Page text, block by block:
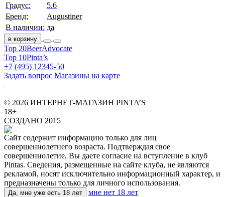
Градус:
5.6
Бренд:
Augustiner
В наличии: да
в корзину
Top 20BeerAdvocate
Top 10Pinta’s
+7 (495) 12345-50
Задать вопрос Магазины на карте
© 2026 ИНТЕРНЕТ-МАГАЗИН PINTA’S
18+
СОЗДАНО 2015
Сайт содержит информацию только для лиц
совершеннолетнего возраста. Подтверждая свое
совершеннолетие, Вы даете согласие на вступление в клуб
Pintas. Сведения, размещенные на сайте клуба, не являются
рекламой, носят исключительно информационный характер, и
предназначены только для личного использования.
Да, мне уже есть 18 лет
мне нет 18 лет